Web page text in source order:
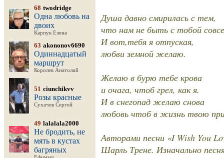
68 twodridge
Одна любовь на
двоих
Карпук Елена
63 akononov6690
Одиннадцатый
маршрут
Королев Анатолий
51 ciunchikvv
Розы красные
Сухачев Сергей
49 lalalala2000
Не бродить, не
мять в кустах
багряных
Душа давно смирилась с тем,
что нам не быть с тобой
И вот,тебя я отпуская,
любви земной желаю.
Желаю в бурю тебе крова
и очага, чтоб грел, как я.
И в снегопад желаю снова
любовь чтоб в жизнь твою
Авторами песни «I Wish You
Шарль Трене. Изначально